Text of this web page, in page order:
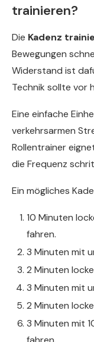
trainieren?
Die Kadenz
Bewegungen
Widerstand ist
Technik sollte vor
Eine einfache
verkehrsarmen
Rollentrainer
die Frequenz
Ein mögliches
10 Minuten
fahren.
3 Minuten mit
2 Minuten
3 Minuten mit
2 Minuten
3 Minuten mit